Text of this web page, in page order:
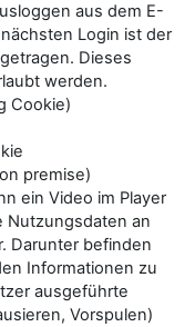
aus dem E-
Login ist der
Dieses
werden.
Cookie)
premise)
ein Video im Player
Nutzungsdaten an
Darunter befinden
Informationen zu
ausgeführte
Vorspulen)